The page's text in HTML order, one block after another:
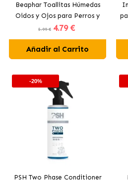
Beaphar Toallitas Húmedas
Oidos y Ojos para Perros y
Gatos
5.99 € 4.79 €
Añadir al Carrito
-20%
PSH Two Phase Conditioner